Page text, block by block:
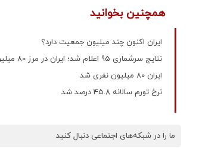
همچنین بخوانید
ایران اکنون چند میلیون جمعیت دارد؟
نتایج سرشماری 95 اعلام شد؛ ایران در مرز 80 میلیونی شدن
ایران 80 میلیون نفری شد
نرخ تورم سالانه ۴۵.۸ درصد شد
ما را در شبکه‌های اجتماعی دنبال کنید